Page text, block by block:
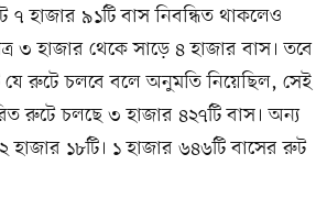
৭ হাজার ৯১টি বাস নিবন্ধিত থাকলেও
৩ হাজার থেকে সাড়ে ৪ হাজার বাস। তবে
রুটে চলবে বলে অনুমতি নিয়েছিল, সেই
রুটে চলছে ৩ হাজার ৪২৭টি বাস। অন্য
হাজার ১৮টি। ১ হাজার ৬৪৬টি বাসের রুট